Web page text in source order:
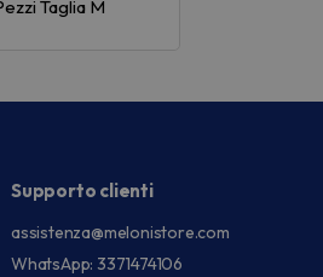
Taglia M
Supporto clienti
assistenza@melonistore.com
WhatsApp: 3371474106